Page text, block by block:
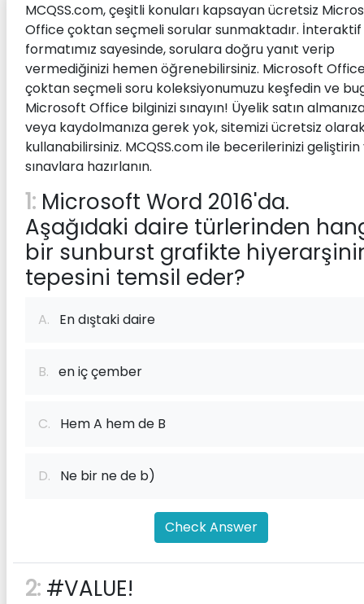
MCQSS.com, çeşitli konuları kapsayan ücretsiz
Office çoktan seçmeli sorular sunmaktadır. İnteraktif
formatımız sayesinde, sorulara doğru yanıt verip
vermediğinizi hemen öğrenebilirsiniz. Microsoft
çoktan seçmeli soru koleksiyonumuzu keşfedin ve
Microsoft Office bilginizi sınayın! Üyelik satın
veya kaydolmanıza gerek yok, sitemizi ücretsiz
kullanabilirsiniz. MCQSS.com ile becerilerinizi geliştirin
sınavlara hazırlanın.
1: Microsoft Word 2016'da.
Aşağıdaki daire türlerinden
bir sunburst grafikte
tepesini temsil eder?
A. En dıştaki daire
B. en iç çember
C. Hem A hem de B
D. Ne bir ne de b)
Check Answer
2: #VALUE!